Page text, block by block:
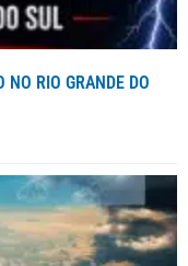
NO RIO GRANDE DO